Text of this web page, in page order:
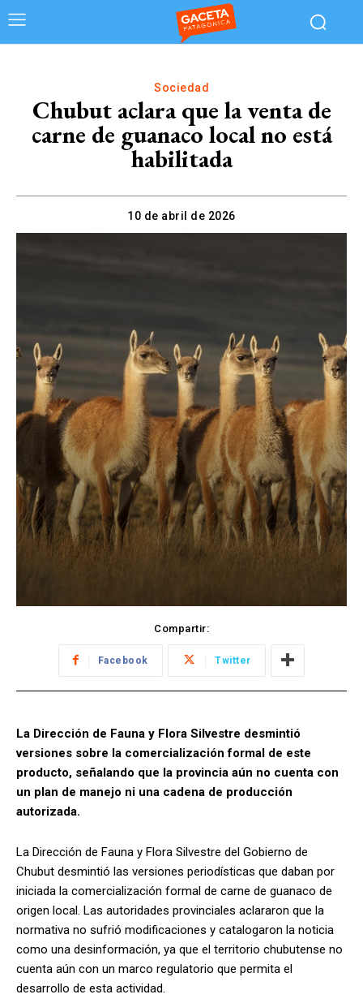
Sociedad
Chubut aclara que la venta de
carne de guanaco local no está
habilitada
10 de abril de 2026
Compartir:
Facebook Twitter
La Dirección de Fauna y Flora Silvestre desmintió
versiones sobre la comercialización formal de este
producto, señalando que la provincia aún no cuenta con
un plan de manejo ni una cadena de producción
autorizada.
La Dirección de Fauna y Flora Silvestre del Gobierno de
Chubut desmintió las versiones periodísticas que daban por
iniciada la comercialización formal de carne de guanaco de
origen local. Las autoridades provinciales aclararon que la
normativa no sufrió modificaciones y catalogaron la noticia
como una desinformación, ya que el territorio chubutense no
cuenta aún con un marco regulatorio que permita el
desarrollo de esta actividad.